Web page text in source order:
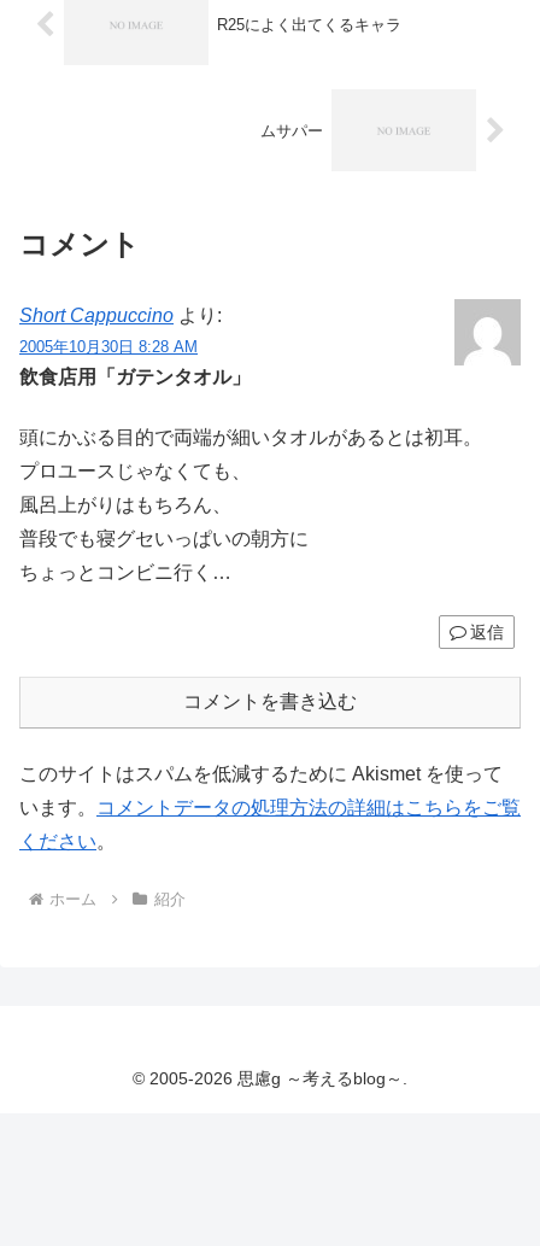
R25によく出てくるキャラ
ムサパー
コメント
Short Cappuccino より:
2005年10月30日 8:28 AM
飲食店用「ガテンタオル」
頭にかぶる目的で両端が細いタオルがあるとは初耳。
プロユースじゃなくても、
風呂上がりはもちろん、
普段でも寝グセいっぱいの朝方に
ちょっとコンビニ行く…
返信
コメントを書き込む
このサイトはスパムを低減するために Akismet を使って
います。
コメントデータの処理方法の詳細はこちらをご覧
ください。
ホーム 紹介
© 2005-2026 思慮g ～考えるblog～.